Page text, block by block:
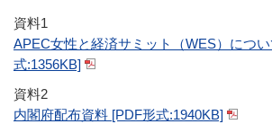
資料1
APEC女性と経済サミット（WES）につ
式:1356KB]
資料2
内閣府配布資料 [PDF形式:1940KB]